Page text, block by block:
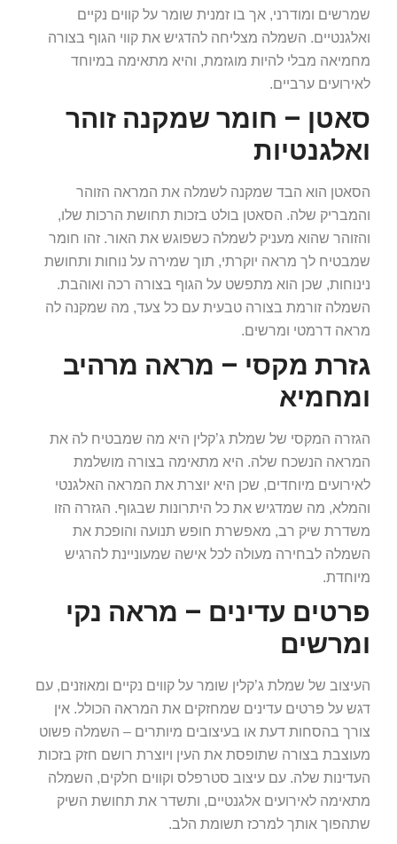
שמרשים ומודרני, אך בו זמנית שומר על קווים נקיים
ואלגנטיים. השמלה מצליחה להדגיש את קווי הגוף בצורה
מחמיאה מבלי להיות מוגזמת, והיא מתאימה במיוחד
לאירועים ערביים.
סאטן – חומר שמקנה זוהר
ואלגנטיות
הסאטן הוא הבד שמקנה לשמלה את המראה הזוהר
והמבריק שלה. הסאטן בולט בזכות תחושת הרכות שלו,
והזוהר שהוא מעניק לשמלה כשפוגש את האור. זהו חומר
שמבטיח לך מראה יוקרתי, תוך שמירה על נוחות ותחושת
נינוחות, שכן הוא מתפשט על הגוף בצורה רכה ואוהבת.
השמלה זורמת בצורה טבעית עם כל צעד, מה שמקנה לה
מראה דרמטי ומרשים.
גזרת מקסי – מראה מרהיב
ומחמיא
הגזרה המקסי של שמלת ג’קלין היא מה שמבטיח לה את
המראה הנשכח שלה. היא מתאימה בצורה מושלמת
לאירועים מיוחדים, שכן היא יוצרת את המראה האלגנטי
והמלא, מה שמדגיש את כל היתרונות שבגוף. הגזרה הזו
משדרת שיק רב, מאפשרת חופש תנועה והופכת את
השמלה לבחירה מעולה לכל אישה שמעוניינת להרגיש
מיוחדת.
פרטים עדינים – מראה נקי
ומרשים
העיצוב של שמלת ג’קלין שומר על קווים נקיים ומאוזנים, עם
דגש על פרטים עדינים שמחזקים את המראה הכולל. אין
צורך בהסחות דעת או בעיצובים מיותרים – השמלה פשוט
מעוצבת בצורה שתופסת את העין ויוצרת רושם חזק בזכות
העדינות שלה. עם עיצוב סטרפלס וקווים חלקים, השמלה
מתאימה לאירועים אלגנטיים, ותשדר את תחושת השיק
שתהפוך אותך למרכז תשומת הלב.